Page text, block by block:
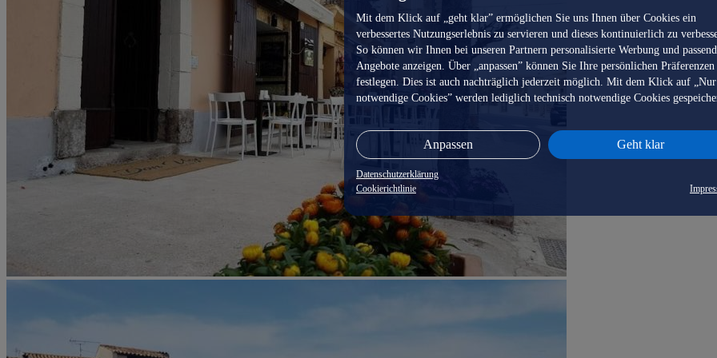
Mit dem Klick auf „geht klar” ermöglichen Sie uns Ihnen über Cookies ein
verbessertes Nutzungserlebnis zu servieren und dieses kontinuierlich zu
So können wir Ihnen bei unseren Partnern personalisierte Werbung und
Angebote anzeigen. Über „anpassen” können Sie Ihre persönlichen Präferenzen
festlegen. Dies ist auch nachträglich jederzeit möglich. Mit dem Klick auf „Nur
notwendige Cookies” werden lediglich technisch notwendige Cookies
Anpassen Geht klar
Datenschutzerklärung
Cookierichtlinie